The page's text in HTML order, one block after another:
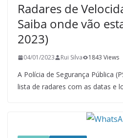
Radares de
Saiba onde vão
2023)
04/01/2023 Rui Silva 1843 Views
A Polícia de Segurança Pública
lista de radares com as datas e